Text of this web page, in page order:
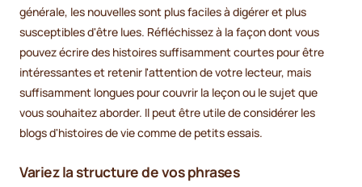
générale, les nouvelles sont plus faciles à digérer et plus
susceptibles d'être lues. Réfléchissez à la façon dont vous
pouvez écrire des histoires suffisamment courtes pour être
intéressantes et retenir l'attention de votre lecteur, mais
suffisamment longues pour couvrir la leçon ou le sujet que
vous souhaitez aborder. Il peut être utile de considérer les
blogs d'histoires de vie comme de petits essais.
Variez la structure de vos phrases